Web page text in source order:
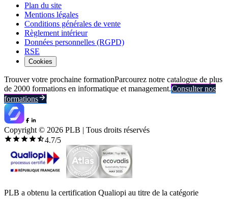
Plan du site
Mentions légales
Conditions générales de vente
Règlement intérieur
Données personnelles (RGPD)
RSE
Cookies
Trouver votre prochaine formationParcourez notre catalogue de plus
de 2000 formations en informatique et management.Consulter nos
formations
Copyright © 2026 PLB | Tous droits réservés
4.7/5
PLB a obtenu la certification Qualiopi au titre de la catégorie